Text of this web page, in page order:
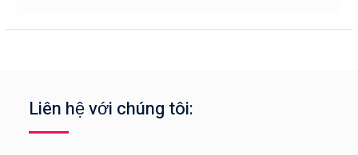
Liên hệ với chúng tôi: